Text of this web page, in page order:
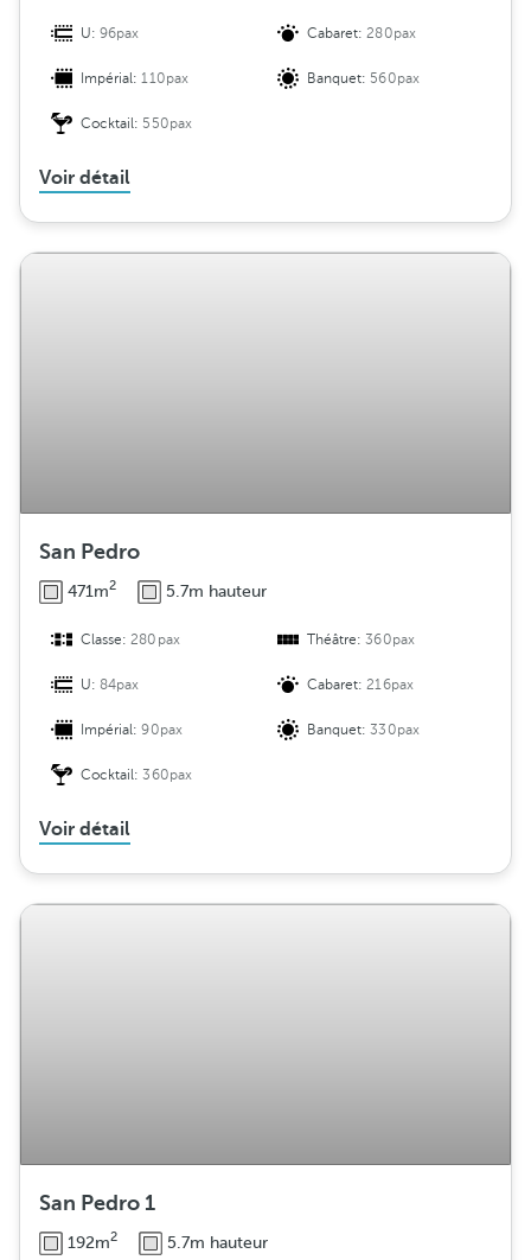
U:96pax Cabaret:280pax
Impérial:110pax Banquet: 560pax
Cocktail: 550pax
Voir détail
San Pedro
471m2 5.7m hauteur
Classe:280pax Théâtre:360pax
U:84pax Cabaret:216pax
Impérial:90pax Banquet:330pax
Cocktail:360pax
Voir détail
San Pedro 1
192m2 5.7m hauteur